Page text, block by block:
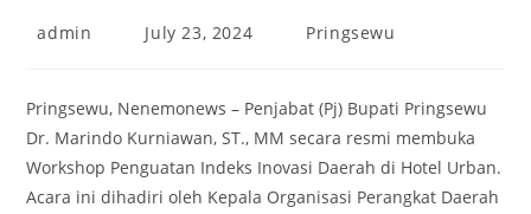
Post
admin
Post
July 23, 2024
Post
Pringsewu
Pringsewu, Nenemonews – Penjabat (Pj) Bupati Pringsewu
Dr. Marindo Kurniawan, ST., MM secara resmi membuka
Workshop Penguatan Indeks Inovasi Daerah di Hotel Urban.
Acara ini dihadiri oleh Kepala Organisasi Perangkat Daerah